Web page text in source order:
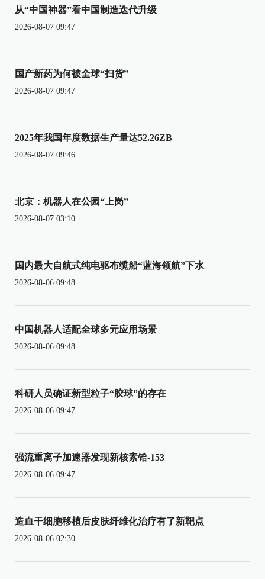
从“中国神器”看中国制造迭代升级
2026-08-07 09:47
国产新药为何被全球“扫货”
2026-08-07 09:47
2025年我国年度数据生产量达52.26ZB
2026-08-07 09:46
北京：机器人在公园“上岗”
2026-08-07 03:10
国内最大自航式纯电驱布缆船“蓝海领航”下水
2026-08-06 09:48
中国机器人适配全球多元应用场景
2026-08-06 09:48
科研人员确证新型粒子“胶球”的存在
2026-08-06 09:47
强流重离子加速器发现新核素铪-153
2026-08-06 09:47
造血干细胞移植后皮肤纤维化治疗有了新靶点
2026-08-06 02:30